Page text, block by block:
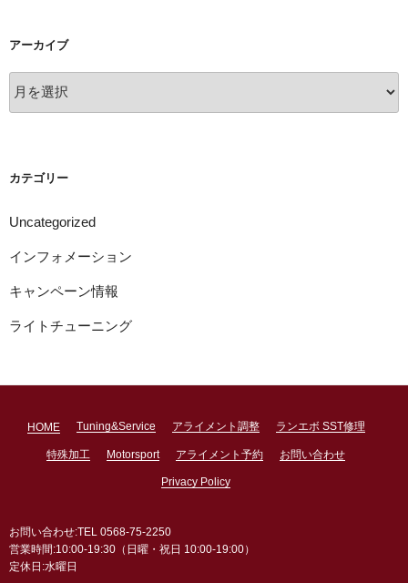
アーカイブ
ー
カテゴリー
Uncategorized
インフォメーション
キャンペーン情報
ライトチューニング
HOME Tuning&Service アライメント調整 ランエボ SST修理
特殊加工 Motorsport アライメント予約 お問い合わせ
Privacy Policy
お問い合わせ:TEL 0568-75-2250
営業時間:10:00-19:30（日曜・祝日 10:00-19:00）
定休日:水曜日